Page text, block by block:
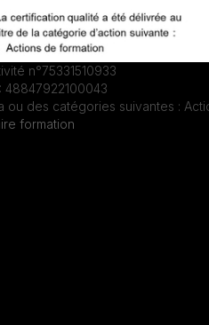
n°75331510933
48847922100043
des catégories suivantes :
formation